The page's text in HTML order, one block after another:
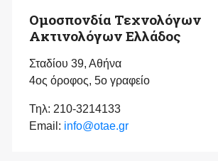
Ομοσπονδία Τεχνολόγων
Ακτινολόγων Ελλάδος
Σταδίου 39, Αθήνα
4ος όροφος, 5ο γραφείο
Τηλ: 210-3214133
Email: info@otae.gr